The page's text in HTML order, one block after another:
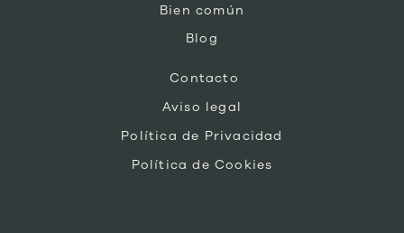
Bien común
Blog
Contacto
Aviso legal
Política de Privacidad
Política de Cookies